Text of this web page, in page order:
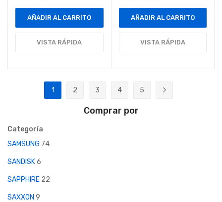
AÑADIR AL CARRITO
VISTA RÁPIDA
AÑADIR AL CARRITO
VISTA RÁPIDA
Página
Actualmente estás leyendo página
1
2
3
4
5
Comprar por
Categoría
SAMSUNG 74
SANDISK6
SAPPHIRE 22
SAXXON 9